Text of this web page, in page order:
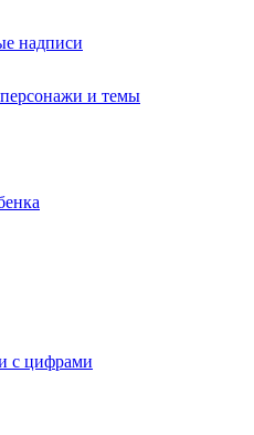
надписи
и темы
с цифрами